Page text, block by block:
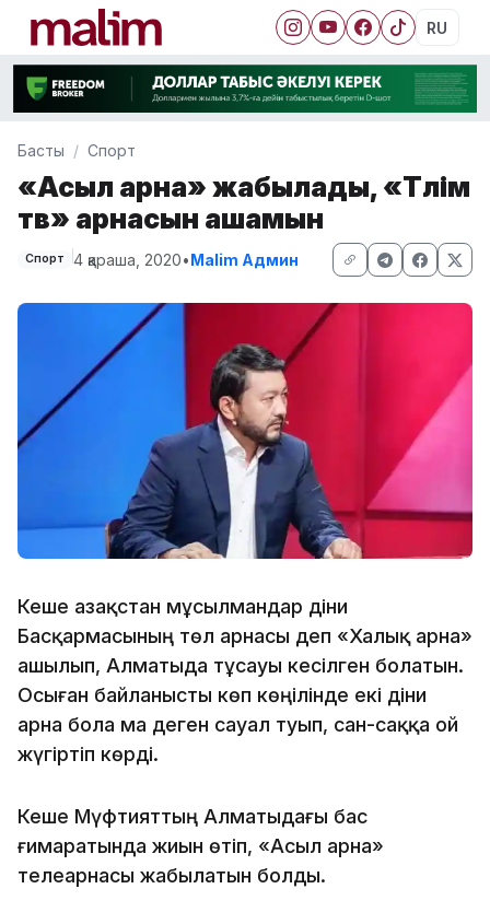
RU
Басты Спорт
«Асыл арна» жабылады, «Тәлім
тв» арнасын ашамын
Спорт 4 қараша, 2020•Malim Админ
Кеше Қазақстан мұсылмандар діни
Басқармасының төл арнасы деп «Халық арна»
ашылып, Алматыда тұсауы кесілген болатын.
Осыған байланысты көп көңілінде екі діни
арна бола ма деген сауал туып, сан-саққа ой
жүгіртіп көрді.
Кеше Мүфтияттың Алматыдағы бас
ғимаратында жиын өтіп, «Асыл арна»
телеарнасы жабылатын болды.